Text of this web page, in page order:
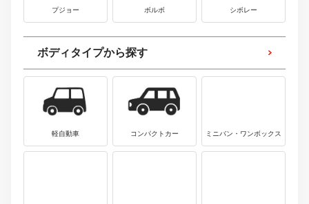
プジョー ボルボ シボレー
ボディタイプから探す
軽自動車 コンパクトカー ミニバン・ワンボックス